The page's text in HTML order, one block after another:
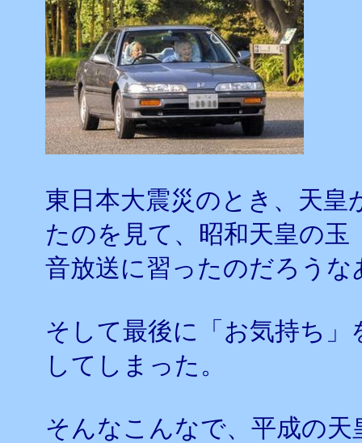
東日本大震災のとき、天
たのを見て、昭和天皇の玉
音放送に習ったのだろう
そして最後に「お気持ち
してしまった。
そんなこんなで、平成の